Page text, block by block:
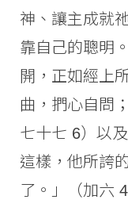
神、讓主成就
靠自己的聰明
開，正如經上
曲，捫心自問
七十七 6）以
這樣，他所誇
了。」（加六